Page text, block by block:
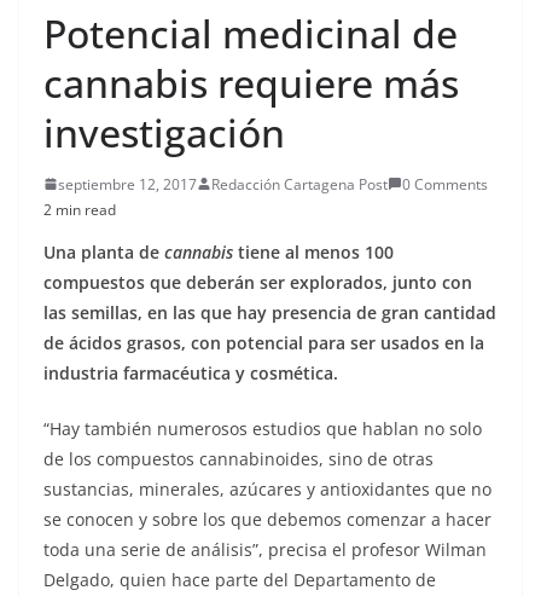
Potencial medicinal de
cannabis requiere más
investigación
septiembre 12, 2017 Redacción Cartagena Post
0 Comments
2 min read
Una planta de cannabis tiene al menos 100
compuestos que deberán ser explorados, junto con
las semillas, en las que hay presencia de gran cantidad
de ácidos grasos, con potencial para ser usados en la
industria farmacéutica y cosmética.
“Hay también numerosos estudios que hablan no solo
de los compuestos cannabinoides, sino de otras
sustancias, minerales, azúcares y antioxidantes que no
se conocen y sobre los que debemos comenzar a hacer
toda una serie de análisis”, precisa el profesor Wilman
Delgado, quien hace parte del Departamento de